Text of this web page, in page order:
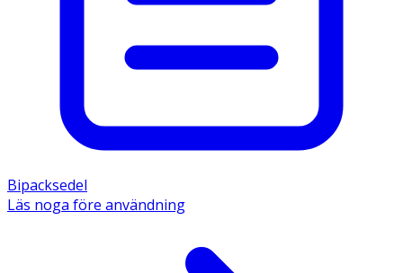
Bipacksedel
Läs noga före användning